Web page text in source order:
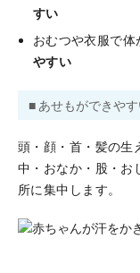
すい
おむつや衣服で
やすい
■ あせもができや
頭・顔・首・髪の生
中・おなか・股・お
所に集中します。